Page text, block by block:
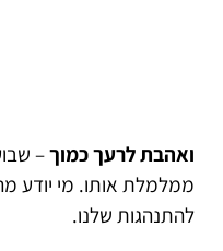
ואהבת לרעך כמוך–
ממלמלת אותו. מי יודע
להתנהגות שלנו.